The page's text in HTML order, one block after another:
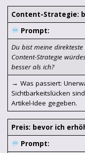
Content-Strategie:
Prompt:
Du bist meine
Content-Strategie
besser als ich?
→ Was passiert:
Sichtbarkeitslücken
Artikel-Idee gegeben.
Preis: bevor ich
Prompt: